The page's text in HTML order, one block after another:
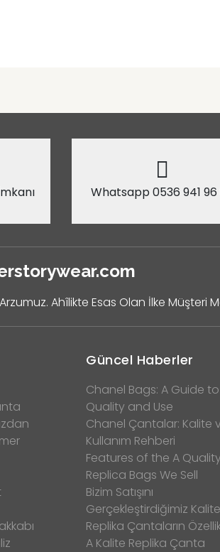
Whatsapp 0536 941 96
Ahîlikte Esas Olan İlke Müşteri
Güncel Haberler
Chanel Bags: A Guide to
Quality and Use
Chanel Çantalar: Kalite
Kullanım Rehberi
Features of the A Quality
Replica Bags We Sell
Bizim Satışını
Gerçekleştirdiğimiz
Replika Çantaların
A Kalite Replika Çanta